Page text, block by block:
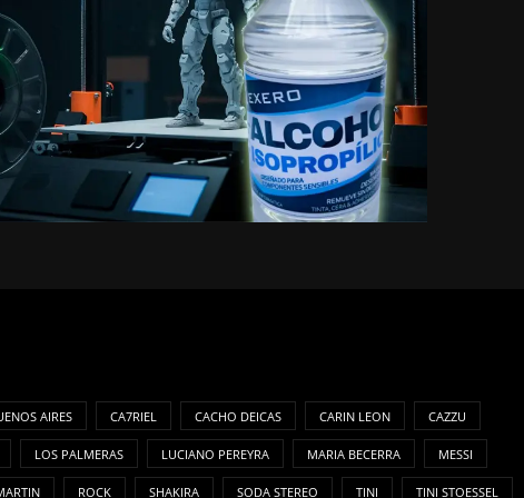
AIRES CA7RIEL CACHO DEICAS CARIN LEON CAZZU
LOS PALMERAS LUCIANO PEREYRA MARIA BECERRA MESSI
ROCK SHAKIRA SODA STEREO TINI TINI STOESSEL